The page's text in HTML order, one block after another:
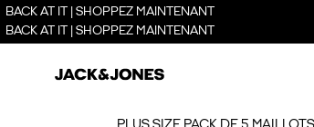
BACK AT IT | SHOPPEZ MAINTENANT
BACK AT IT | SHOPPEZ MAINTENANT